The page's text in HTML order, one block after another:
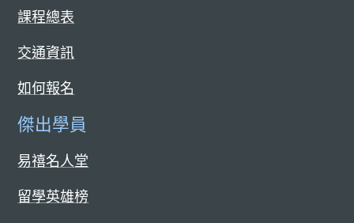
課程總表
交通資訊
如何報名
傑出學員
易禧名人堂
留學英雄榜